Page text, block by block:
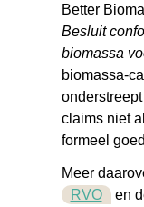
Better
Besluit
biomassa
biomassa-
claims niet
formeel
Meer
RVO
en